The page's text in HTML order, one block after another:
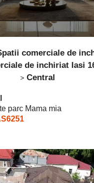
comerciale de
de inchiriat Iasi
Central
parc Mama mia